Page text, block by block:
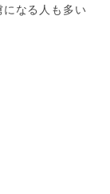
なる人も多い